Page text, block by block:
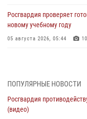
Росгвардия проверяет
новому учебному году
05 августа 2026, 05:44 10
04 августа 2026, 09:57 2
Росгвардия приняла
города в Екатеринбурге
ПОПУЛЯРНЫЕ НОВОСТИ
Росгвардия
(видео)